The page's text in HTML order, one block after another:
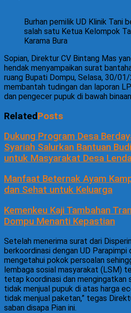
Burhan pemilik UD Klinik Tani
salah satu Ketua Kelompok
Karama Bura
Sopian, Direktur CV Bintang Mas
hendak menyampaikan surat
ruang Bupati Dompu, Selasa, 30/
membantah tudingan dan laporan
dan pengecer pupuk di bawah
RelatedPosts
Dukung Program Desa
Syariah Salurkan Bantuan
untuk Masyarakat Desa
Manfaat Beternak Ayam
dan Sehat untuk Keluarga
Kemenkeu Kaji Tambahan
Dompu Menanti Kepastian
Setelah menerima surat dari
berkoordinasi dengan UD Parapimpi
mengetahui pokok persoalan
lembaga sosial masyarakat (LSM)
tetap koordinasi dan mengingatkan
tidak menjual pupuk di atas harga
tidak menjual paketan,” tegas
saban disapa Pian ini.